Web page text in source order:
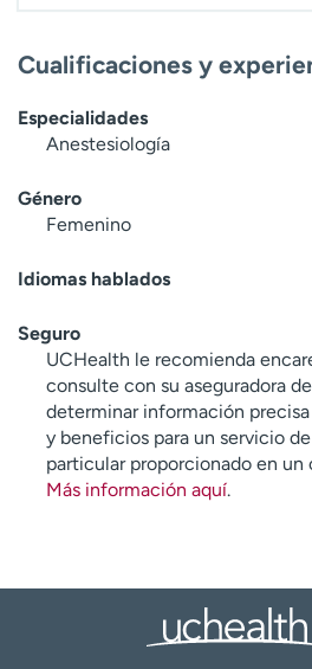
Cualificaciones y
Especialidades
Anestesiología
Género
Femenino
Idiomas hablados
Seguro
UCHealth le recomienda
consulte con su aseguradora
determinar información
y beneficios para un servicio
particular proporcionado en
Más información aquí.